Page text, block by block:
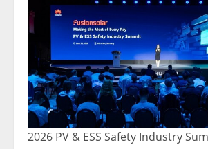
2026 PV & ESS Safety Industry